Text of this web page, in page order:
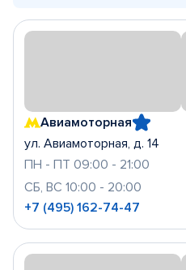
Авиамоторная
ул. Авиамоторная, д. 14
ПН - ПТ 09:00 - 21:00
СБ, ВС 10:00 - 20:00
+7 (495) 162-74-47